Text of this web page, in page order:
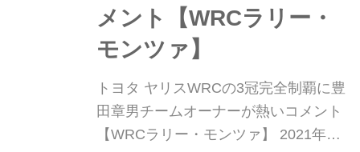
メント【WRCラリー・
モンツァ】
トヨタ ヤリスWRCの3冠完全制覇に豊
田章男チームオーナーが熱いコメント
【WRCラリー・モンツァ】 2021年11